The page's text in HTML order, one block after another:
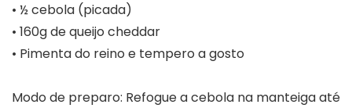
• ½ cebola (picada)
• 160g de queijo cheddar
• Pimenta do reino e tempero a gosto
Modo de preparo: Refogue a cebola na manteiga até